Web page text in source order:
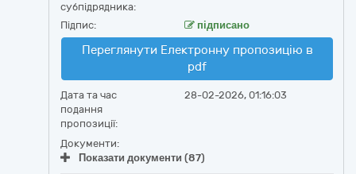
субпідрядника:
Підпис: підписано
Переглянути Електронну пропозицію в
pdf
Дата та час
подання
пропозиції:
28-02-2026, 01:16:03
Документи:
Показати документи (87)